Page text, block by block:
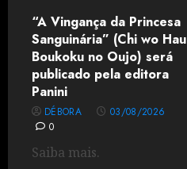
“A Vingança da Princesa
Sanguinária” (Chi wo Hau
Boukoku no Oujo) será
publicado pela editora
Panini
DÉBORA
03/08/2026
0
Saiba mais.